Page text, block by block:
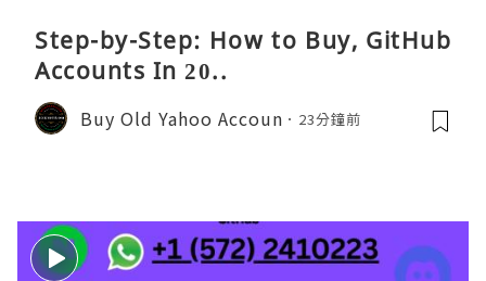
Step-by-Step: How to Buy, GitHub
Accounts In 20..
Buy Old Yahoo Accoun 23分鐘前